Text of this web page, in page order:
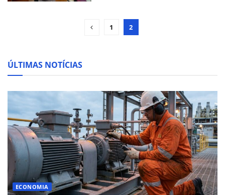
1 2
ÚLTIMAS NOTÍCIAS
ECONOMIA